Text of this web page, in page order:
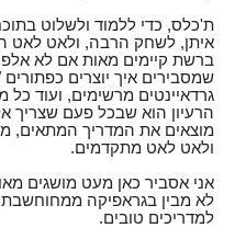
ת'כלס, כדי ללמוד ולשלוט
איתן, לשחק הרבה, ולאט לאט
שמסבירים איך יוצרים
גרדאיינטים מרשימים, ועוד כל
הרעיון הוא שבכל פעם שצריך
מוצאים את המדריך המתאים,
ולאט לאט מתקדמים.
אני אסביר כאן מעט מושגים
לא מבין בגראפיקה
למדריכים טובים.